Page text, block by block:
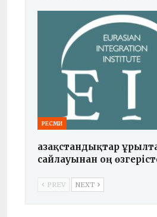
РЕСМИ
Қазақстандықтар
сайлауынан оң
PREV NEXT